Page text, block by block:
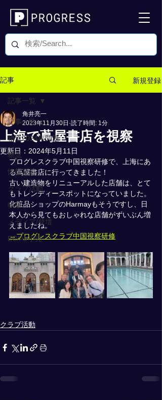
記事 新規登録
記事一覧
物流2024年問題
物流
情報発信
クラブ活動
執筆
メディア/登壇
EC/AI/小売
記事一覧
上海で蔦屋書店を視察
角井亮一
2023年11月30日 読了時間: 1分
更新日： 2024年5月11日
プログレスクラブ中国視察研修で、上海にあ
る蔦屋書店に行ってきました！
古い建造物をリニューアルした店舗は、とて
もトレンディースポットになっていました。
化粧品ショップのHarmayもそうですし、日
本人から見てもおしゃれな店舗がずいぶん増
えましたね。
→プログレスクラブ中国視察研修
クラブ活動